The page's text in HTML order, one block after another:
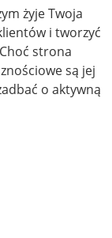
żyje Twoja
i tworzyć
strona
są jej
o aktywną